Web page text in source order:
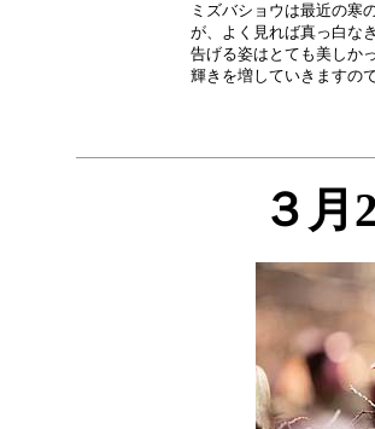
ミズバショウは最近の寒
が、よく見れば真っ白な
告げる姿はとても美しか
３月